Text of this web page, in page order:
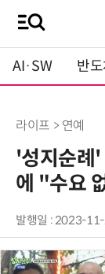
AI·SW 반도
라이프 > 연예
'성지순례'
에 "수요
발행일 : 2023-